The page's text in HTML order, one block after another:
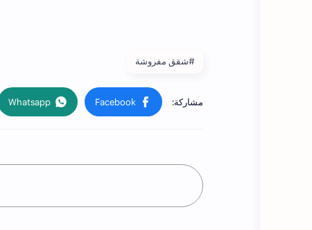
#شقق مفروشة